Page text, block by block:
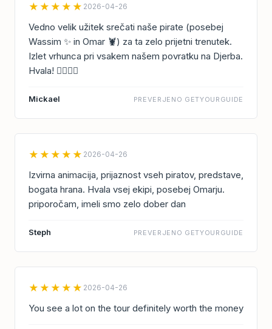
★★★★★ 2026-04-26
Vedno velik užitek srečati naše pirate (posebej
Wassim ✨ in Omar 🦞) za ta zelo prijetni trenutek.
Izlet vrhunca pri vsakem našem povratku na Djerba.
Hvala! 🏴‍☠️⚓️⛵️
Mickael PREVERJENO GETYOURGUIDE
★★★★★ 2026-04-26
Izvirna animacija, prijaznost vseh piratov, predstave,
bogata hrana. Hvala vsej ekipi, posebej Omarju.
priporočam, imeli smo zelo dober dan
Steph PREVERJENO GETYOURGUIDE
★★★★★ 2026-04-26
You see a lot on the tour definitely worth the money